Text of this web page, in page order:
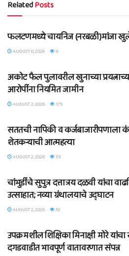
RelatedPosts
BLOG
फलटणमध्ये चायनिज (नरबळी)मांजा
AUGUST 6, 2026 9
अकोट फैल पुलावरील खुनाच्या
आरोपींना नियमित जामीन
AUGUST 2, 2026 175
सततची नापिकी व कर्जबाजारीपणाला
शेतकऱ्याची आत्महत्या
AUGUST 2, 2026 35
चांभुर्डीचे सुपुत्र दत्तात्रय दळवी यांचा
उत्साहात; नव्या ग्रंथालयाचे उद्घाटन
AUGUST 2, 2026 52
उपक्रमशील शिक्षिका मिनाक्षी मोरे
दगडवाडीत भावपूर्ण वातावरणात संपन्न